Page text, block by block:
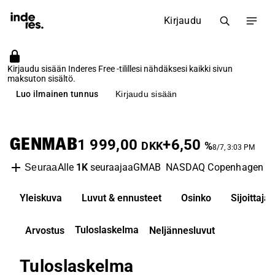
Kirjaudu
Kirjaudu sisään Inderes Free -tilillesi nähdäksesi kaikki sivun
maksuton sisältö.
Luo ilmainen tunnus
Kirjaudu sisään
GENMAB1 999,00 DKK+6,50 %8/7, 3:03 PM
SeuraaAlle 1KseuraajaaGMAB NASDAQ Copenhagen
Yleiskuva Luvut & ennusteet Osinko
Arvostus Tuloslaskelma Neljännesluvut
Tuloslaskelma